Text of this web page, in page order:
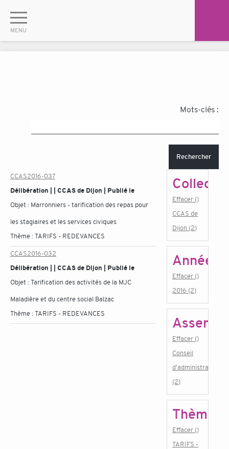
Mots-clés :
Rechercher
CCAS2016-037
Délibération | | CCAS de Dijon | Publié le
Objet : Marronniers - tarification des repas pour
les stagiaires et les services civiques
Thème :TARIFS - REDEVANCES
CCAS2016-032
Délibération | | CCAS de Dijon | Publié le
Objet :Tarification des activités de la MJC
Maladière et du centre social Balzac
Thème :TARIFS - REDEVANCES
Effacer ()
CCAS de
Dijon (2)
Année
Effacer ()
2016 (2)
Effacer ()
Conseil
d'administration
(2)
Thème
Effacer ()
TARIFS -